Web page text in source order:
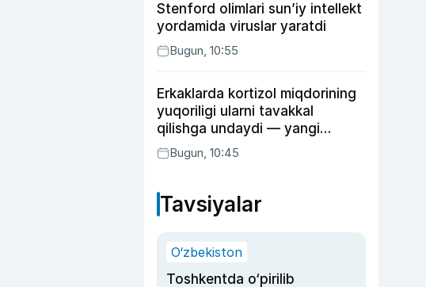
Stenford olimlari sun’iy intellekt
yordamida viruslar yaratdi
Bugun, 10:55
Erkaklarda kortizol miqdorining
yuqoriligi ularni tavakkal
qilishga undaydi — yangi
tadqiqot
Bugun, 10:45
Tavsiyalar
O‘zbekiston
Toshkentda o‘pirilib